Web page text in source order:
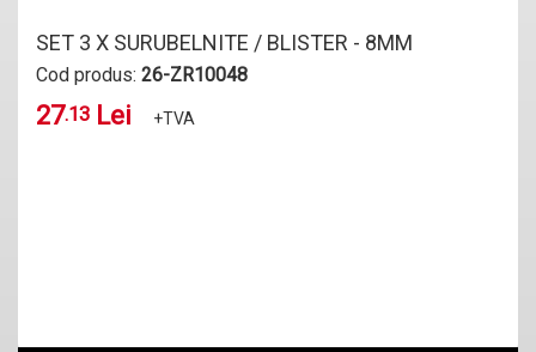
SET 3 X SURUBELNITE / BLISTER - 8MM
Cod produs: 26-ZR10048
27.13 Lei +TVA